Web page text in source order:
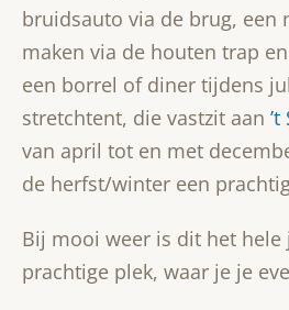
bruidsauto via de brug, een
maken via de houten trap
een borrel of diner tijdens
stretchtent, die vastzit aan
van april tot en met
de herfst/winter een
Bij mooi weer is dit het hele
prachtige plek, waar je je